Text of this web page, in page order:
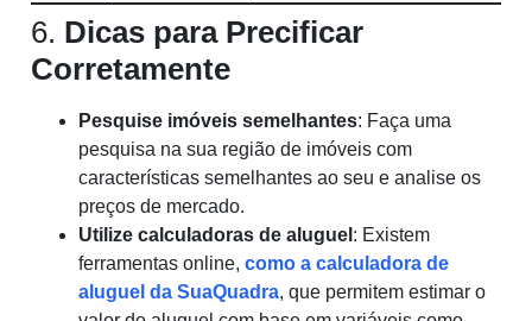
6. Dicas para Precificar
Corretamente
Pesquise imóveis semelhantes: Faça uma
pesquisa na sua região de imóveis com
características semelhantes ao seu e analise os
preços de mercado.
Utilize calculadoras de aluguel : Existem
ferramentas online, como a calculadora de
aluguel da SuaQuadra, que permitem estimar o